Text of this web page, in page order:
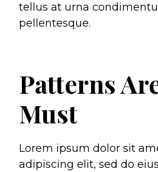
tellus at urna
pellentesque.
Patterns
Must
Lorem ipsum dolor sit
adipiscing elit, sed do